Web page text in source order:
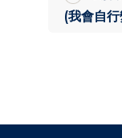
(我會自